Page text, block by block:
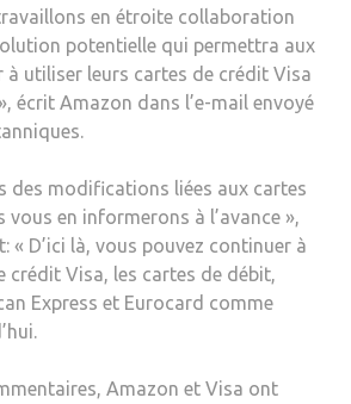
en étroite collaboration
potentielle qui permettra aux
à utiliser leurs cartes de crédit Visa
écrit Amazon dans l’e-mail envoyé
des modifications liées aux cartes
vous en informerons à l’avance »,
« D’ici là, vous pouvez continuer à
crédit Visa, les cartes de débit,
Express et Eurocard comme
Amazon et Visa ont